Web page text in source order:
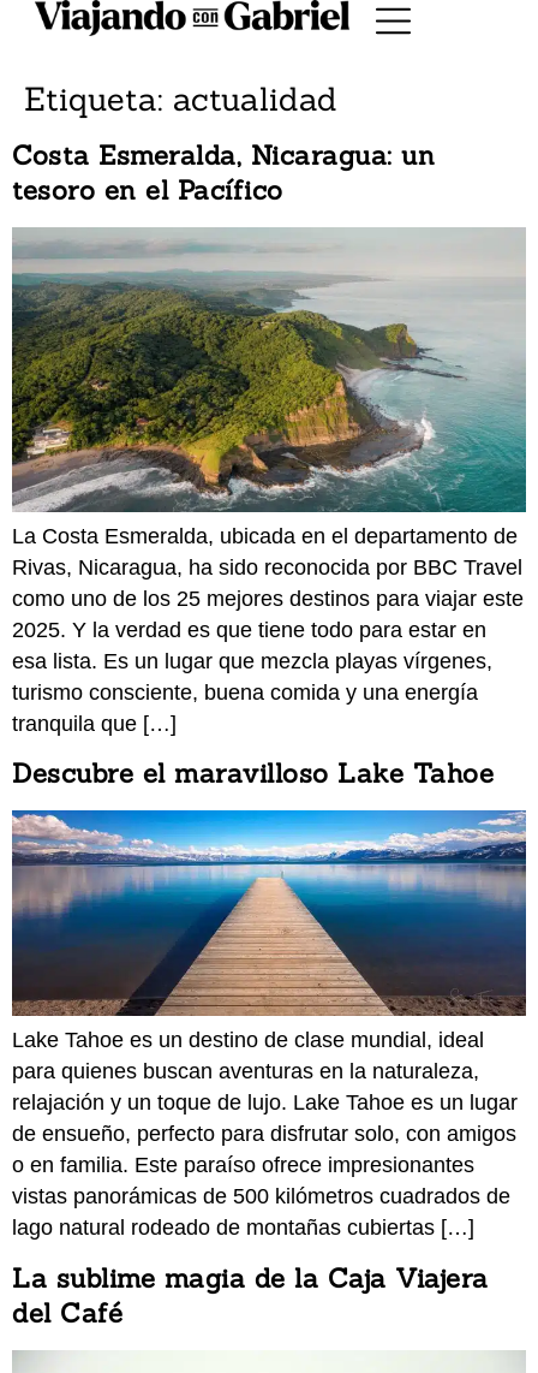
Etiqueta: actualidad
Costa Esmeralda, Nicaragua: un
tesoro en el Pacífico
La Costa Esmeralda, ubicada en el departamento de
Rivas, Nicaragua, ha sido reconocida por BBC Travel
como uno de los 25 mejores destinos para viajar este
2025. Y la verdad es que tiene todo para estar en
esa lista. Es un lugar que mezcla playas vírgenes,
turismo consciente, buena comida y una energía
tranquila que […]
Descubre el maravilloso Lake Tahoe
Lake Tahoe es un destino de clase mundial, ideal
para quienes buscan aventuras en la naturaleza,
relajación y un toque de lujo. Lake Tahoe es un lugar
de ensueño, perfecto para disfrutar solo, con amigos
o en familia. Este paraíso ofrece impresionantes
vistas panorámicas de 500 kilómetros cuadrados de
lago natural rodeado de montañas cubiertas […]
La sublime magia de la Caja Viajera
del Café